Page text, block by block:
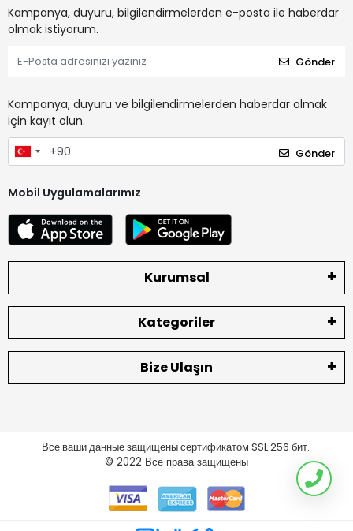
Kampanya, duyuru, bilgilendirmelerden e-posta ile haberdar
olmak istiyorum.
Gönder
Kampanya, duyuru ve bilgilendirmelerden haberdar olmak
için kayıt olun.
Gönder
Mobil Uygulamalarımız
Kurumsal
Kategoriler
Bize Ulaşın
Все ваши данные защищены сертификатом SSL 256 бит.
© 2022 Все права защищены